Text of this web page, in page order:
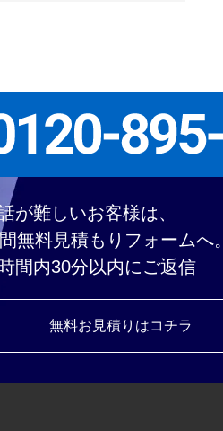
が難しいお客様は、
無料見積もりフォームへ。
間内30分以内にご返信
無料お見積りはコチラ